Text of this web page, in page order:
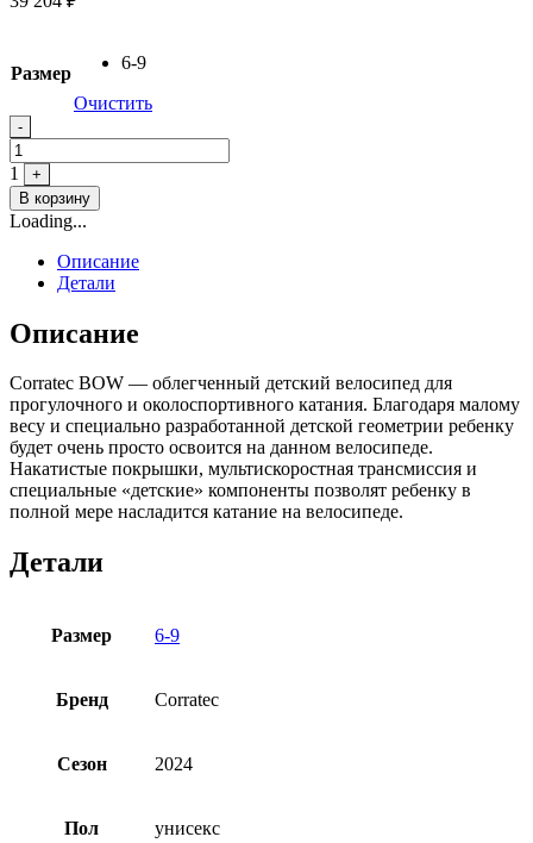
Размер
6-9
Очистить
Quantity
-
1
+
В корзину
Loading...
Описание
Детали
Описание
Corratec BOW — облегченный детский велосипед для
прогулочного и околоспортивного катания. Благодаря малому
весу и специально разработанной детской геометрии ребенку
будет очень просто освоится на данном велосипеде.
Накатистые покрышки, мультискоростная трансмиссия и
специальные «детские» компоненты позволят ребенку в
полной мере насладится катание на велосипеде.
Детали
Размер 6-9
Бренд Corratec
Сезон 2024
Пол унисекс